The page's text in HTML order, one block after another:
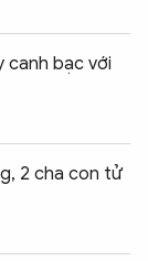
canh bạc với
2 cha con tử